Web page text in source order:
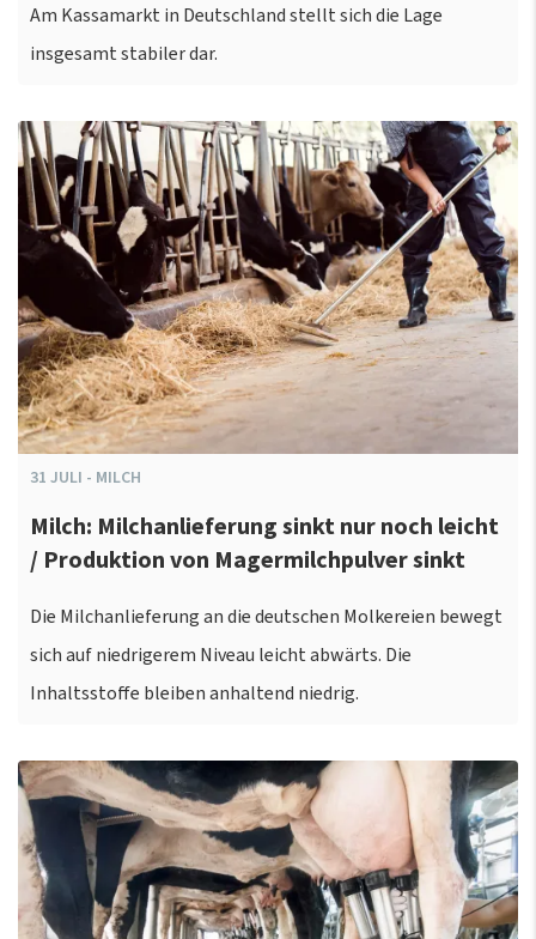
Am Kassamarkt in Deutschland stellt sich die Lage
insgesamt stabiler dar.
31 JULI - MILCH
Milch: Milchanlieferung sinkt nur noch leicht
/ Produktion von Magermilchpulver sinkt
Die Milchanlieferung an die deutschen Molkereien bewegt
sich auf niedrigerem Niveau leicht abwärts. Die
Inhaltsstoffe bleiben anhaltend niedrig.